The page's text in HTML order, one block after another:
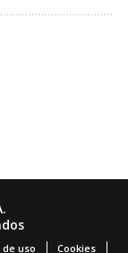
uso Cookies